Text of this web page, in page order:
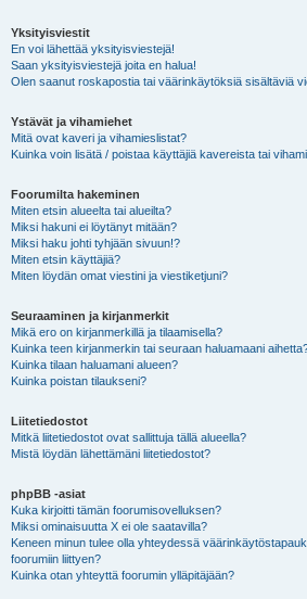
Yksityisviestit
En voi lähettää yksityisviestejä!
Saan yksityisviestejä joita en halua!
Olen saanut roskapostia tai väärinkäytöksiä sisältäviä
Ystävät ja vihamiehet
Mitä ovat kaveri ja vihamieslistat?
Kuinka voin lisätä / poistaa käyttäjiä kavereista tai
Foorumilta hakeminen
Miten etsin alueelta tai alueilta?
Miksi hakuni ei löytänyt mitään?
Miksi haku johti tyhjään sivuun!?
Miten etsin käyttäjiä?
Miten löydän omat viestini ja viestiketjuni?
Seuraaminen ja kirjanmerkit
Mikä ero on kirjanmerkillä ja tilaamisella?
Kuinka teen kirjanmerkin tai seuraan haluamaani
Kuinka tilaan haluamani alueen?
Kuinka poistan tilaukseni?
Liitetiedostot
Mitkä liitetiedostot ovat sallittuja tällä alueella?
Mistä löydän lähettämäni liitetiedostot?
phpBB -asiat
Kuka kirjoitti tämän foorumisovelluksen?
Miksi ominaisuutta X ei ole saatavilla?
Keneen minun tulee olla yhteydessä
foorumiin liittyen?
Kuinka otan yhteyttä foorumin ylläpitäjään?